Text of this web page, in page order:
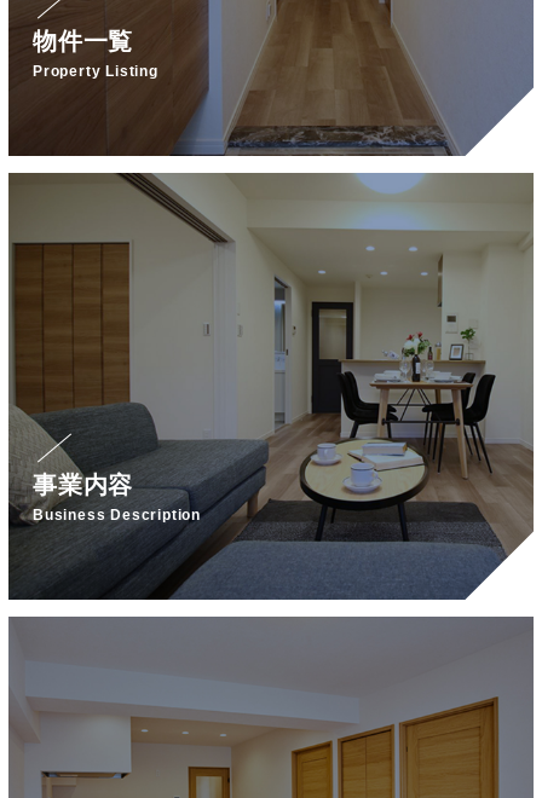
物件一覧
Property Listing
事業内容
Business Description